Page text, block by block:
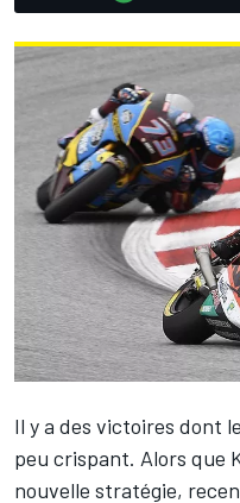
Il y a des victoires dont
peu crispant. Alors que
nouvelle stratégie,